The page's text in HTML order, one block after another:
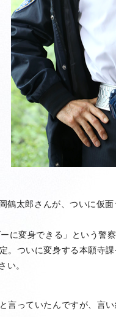
太郎さんが、ついに仮面
に変身できる」という警
。ついに変身する本願寺
い。
っていたんですが、言い